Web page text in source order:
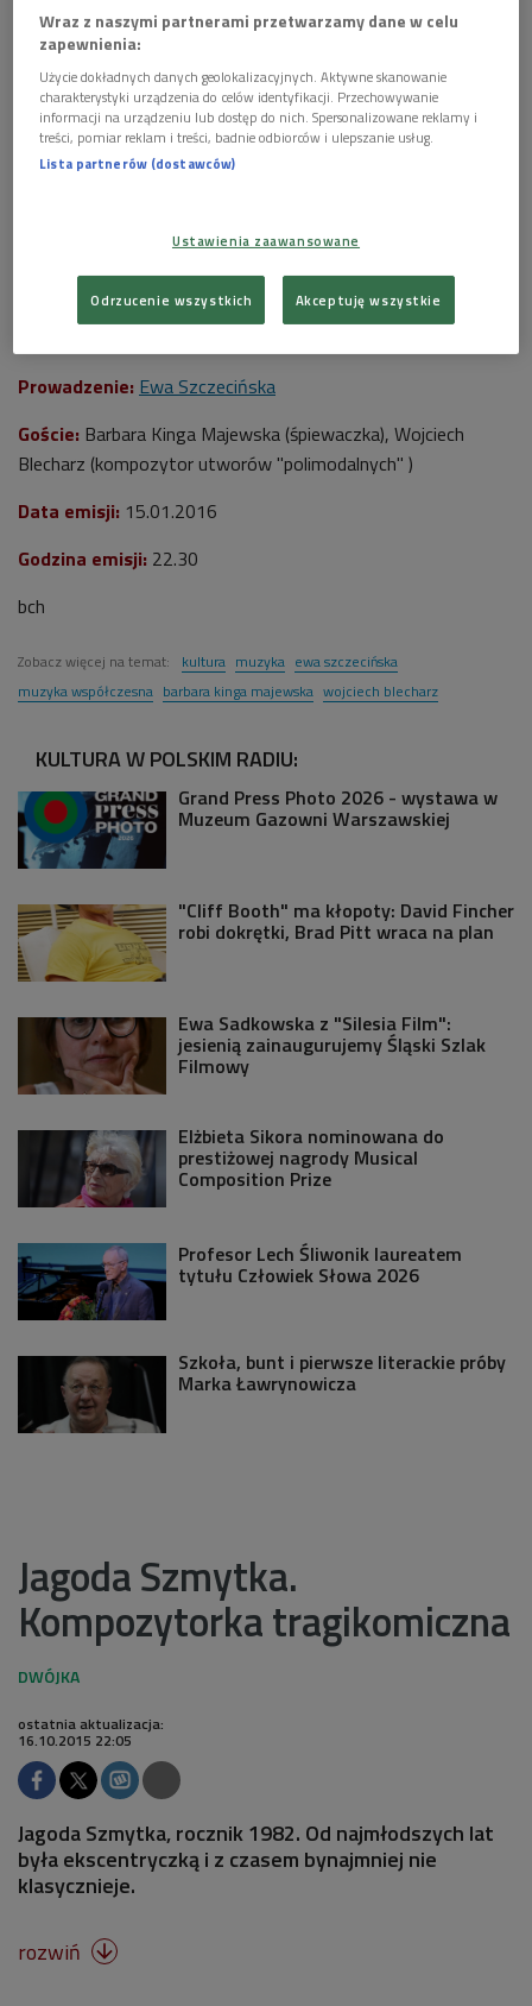
Foto: openDemocracy/flickr/cc by 2.0
Skrzypce w muzyce współczesnej - jeśli tylko kompozytor
zechce – mogą stać się instrumentem perkusyjnym. A
elektronika, multimedia? To dopiero była rewolucja! No
właśnie: jakim zmianom w ciągu ostatnich dekad podlegała
kaligrafią - wyrzuciliśmy je ostatecznie do lamusa?
Prowadzenie: Ewa Szczecińska
Goście: Barbara Kinga Majewska (śpiewaczka), Wojciech
Blecharz (kompozytor utworów "polimodalnych" )
Data emisji: 15.01.2016
Godzina emisji: 22.30
bch
Zobacz więcej na temat: kultura muzyka ewa szczecińska
muzyka współczesna barbara kinga majewska wojciech blecharz
KULTURA W POLSKIM RADIU:
Grand Press Photo 2026 - wystawa w
Muzeum Gazowni Warszawskiej
"Cliff Booth" ma kłopoty: David Fincher
robi dokrętki, Brad Pitt wraca na plan
Ewa Sadkowska z "Silesia Film":
jesienią zainaugurujemy Śląski Szlak
Filmowy
Elżbieta Sikora nominowana do
prestiżowej nagrody Musical
Composition Prize
Profesor Lech Śliwonik laureatem
tytułu Człowiek Słowa 2026
Szkoła, bunt i pierwsze literackie próby
Marka Ławrynowicza
Jagoda Szmytka.
Kompozytorka tragikomiczna
ostatnia aktualizacja:
16.10.2015 22:05
Jagoda Szmytka, rocznik 1982. Od najmłodszych lat
była ekscentryczką i z czasem bynajmniej nie
klasycznieje.
rozwiń 
Wraz z naszymi partnerami przetwarzamy dane w celu
zapewnienia:
Użycie dokładnych danych geolokalizacyjnych. Aktywne skanowanie
charakterystyki urządzenia do celów identyfikacji. Przechowywanie
informacji na urządzeniu lub dostęp do nich. Spersonalizowane reklamy i
treści, pomiar reklam i treści, badnie odbiorców i ulepszanie usług.
Lista partnerów (dostawców)
Ustawienia zaawansowane
Odrzucenie wszystkich Akceptuję wszystkie